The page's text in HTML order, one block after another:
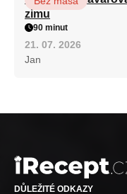
zimu
90 minut
21. 07. 2026
Jan
DŮLEŽITÉ ODKAZY